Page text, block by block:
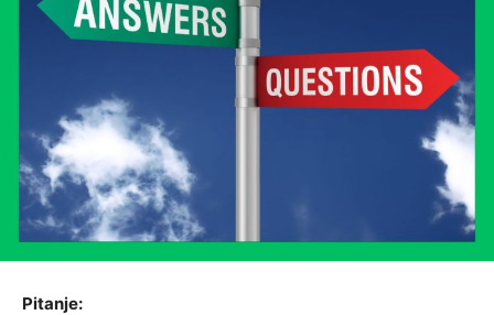
Pitanje: